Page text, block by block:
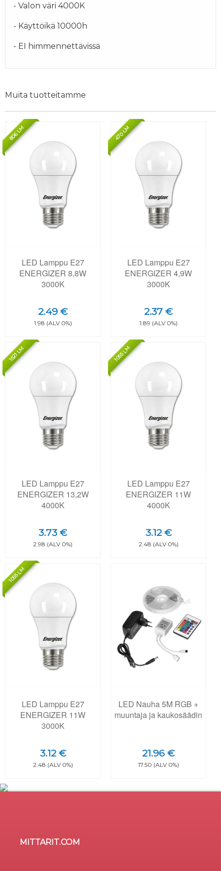
- Valon väri 4000K
- Käyttöikä 10000h
- EI himmennettävissä
Muita tuotteitamme
806 LM
LED Lamppu E27
ENERGIZER 8,8W
3000K
2.49 €
1.98 (ALV 0%)
470 LM
LED Lamppu E27
ENERGIZER 4,9W
3000K
2.37 €
1.89 (ALV 0%)
1521 LM
LED Lamppu E27
ENERGIZER 13,2W
4000K
3.73 €
2.98 (ALV 0%)
1055 LM
LED Lamppu E27
ENERGIZER 11W
4000K
3.12 €
2.48 (ALV 0%)
1055 LM
LED Lamppu E27
ENERGIZER 11W
3000K
3.12 €
2.48 (ALV 0%)
LED Nauha 5M RGB +
muuntaja ja kaukosäädin
21.96 €
17.50 (ALV 0%)
MITTARIT.COM